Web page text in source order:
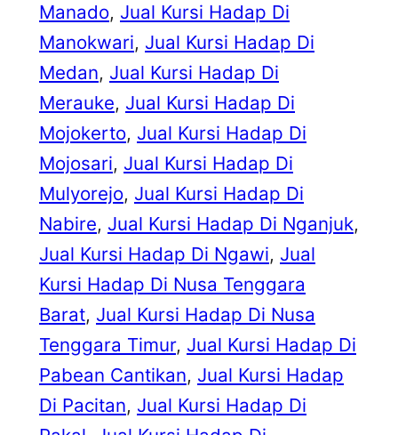
Manado, Jual Kursi Hadap Di
Manokwari, Jual Kursi Hadap Di
Medan, Jual Kursi Hadap Di
Merauke, Jual Kursi Hadap Di
Mojokerto, Jual Kursi Hadap Di
Mojosari, Jual Kursi Hadap Di
Mulyorejo, Jual Kursi Hadap Di
Nabire, Jual Kursi Hadap Di Nganjuk
Jual Kursi Hadap Di Ngawi, Jual
Kursi Hadap Di Nusa Tenggara
Barat, Jual Kursi Hadap Di Nusa
Tenggara Timur, Jual Kursi Hadap Di
Pabean Cantikan, Jual Kursi Hadap
Di Pacitan, Jual Kursi Hadap Di